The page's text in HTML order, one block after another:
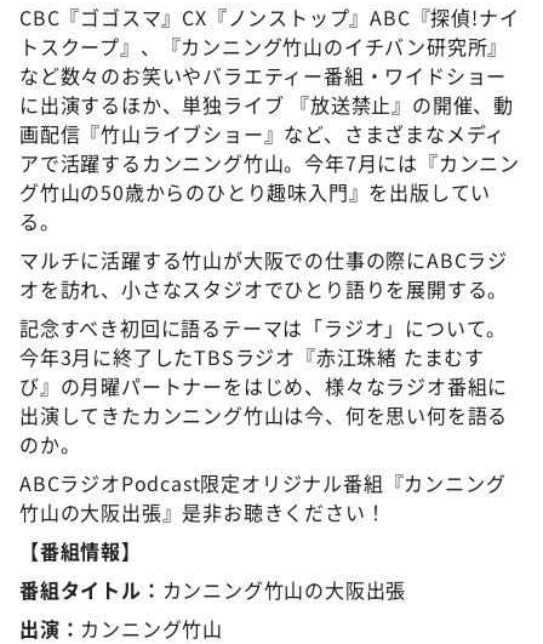
ぺこぱのまるスポ
アナ回覧板
CBC『ゴゴスマ』CX『ノンストップ』ABC『探偵!ナイ
トスクープ』、『カンニング竹山のイチバン研究所』
など数々のお笑いやバラエティー番組・ワイドショー
に出演するほか、単独ライブ 『放送禁止』の開催、動
画配信『竹山ライブショー』など、さまざまなメディ
アで活躍するカンニング竹山。今年7月には『カンニン
グ竹山の50歳からのひとり趣味入門』を出版してい
る。
マルチに活躍する竹山が大阪での仕事の際にABCラジ
オを訪れ、小さなスタジオでひとり語りを展開する。
記念すべき初回に語るテーマは「ラジオ」について。
今年3月に終了したTBSラジオ『赤江珠緒 たまむす
び』の月曜パートナーをはじめ、様々なラジオ番組に
出演してきたカンニング竹山は今、何を思い何を語る
のか。
ABCラジオPodcast限定オリジナル番組『カンニング
竹山の大阪出張』是非お聴きください！
【番組情報】
番組タイトル： カンニング竹山の大阪出張
出演： カンニング竹山